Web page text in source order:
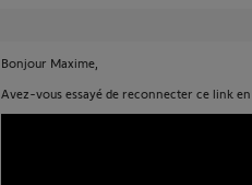
Bonjour Maxime,
Avez-vous essayé de reconnecter ce link